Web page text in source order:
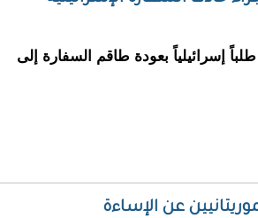
إسرائيلياً بعودة طاقم السفارة إلى
عن الإساءة